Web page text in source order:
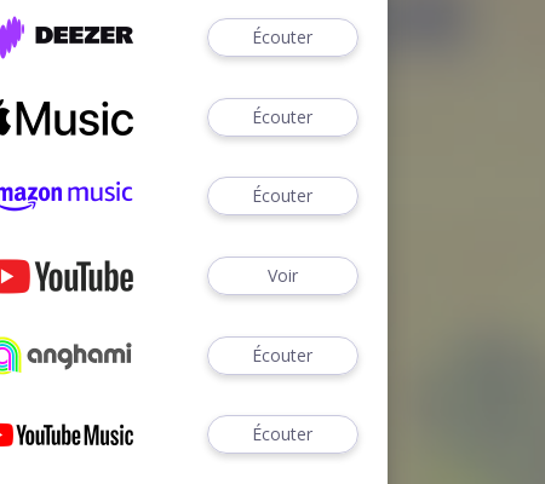
Écouter
Écouter
Écouter
Voir
Écouter
Écouter